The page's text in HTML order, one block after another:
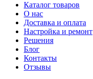
Каталог товаров
О нас
Доставка и оплата
Настройка и ремонт
Решения
Блог
Контакты
Отзывы